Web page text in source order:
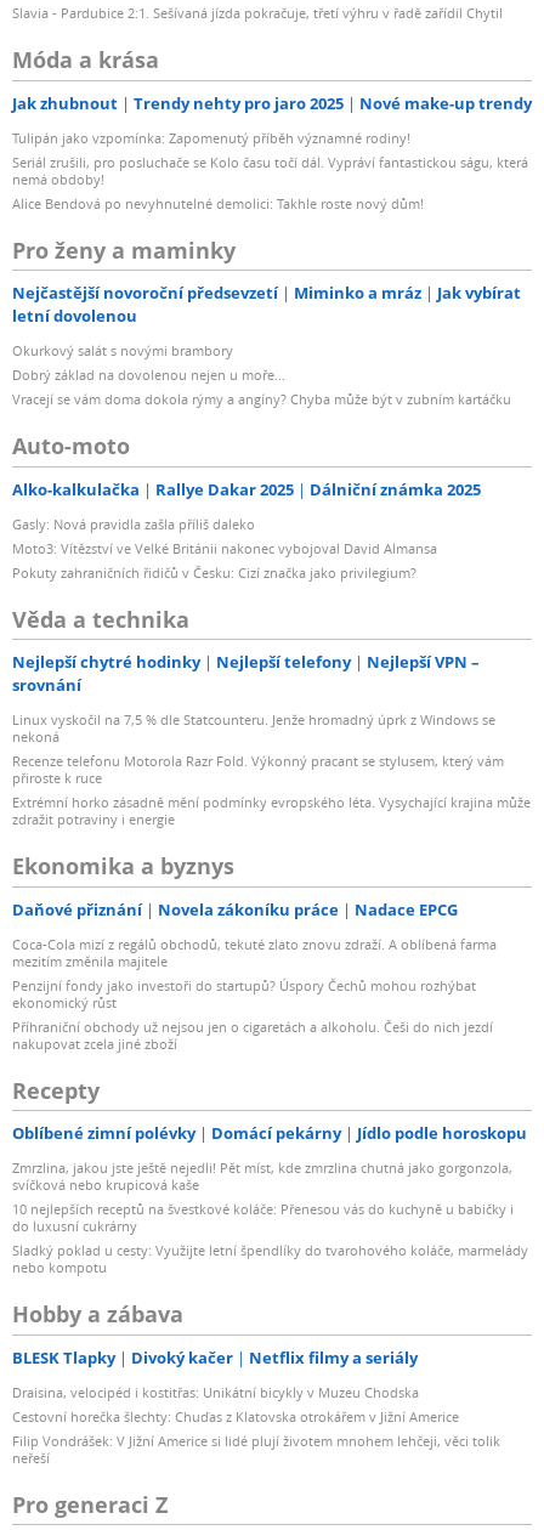
Slavia - Pardubice 2:1. Sešívaná jízda pokračuje, třetí výhru v řadě zařídil Chytil
Móda a krása
Jak zhubnout Trendy nehty pro jaro 2025 Nové make-up trendy
Tulipán jako vzpomínka: Zapomenutý příběh významné rodiny!
Seriál zrušili, pro posluchače se Kolo času točí dál. Vypráví fantastickou ságu, která
nemá obdoby!
Alice Bendová po nevyhnutelné demolici: Takhle roste nový dům!
Pro ženy a maminky
Nejčastější novoroční předsevzetí Miminko a mráz
Jak vybírat
letní dovolenou
Okurkový salát s novými brambory
Dobrý základ na dovolenou nejen u moře...
Vracejí se vám doma dokola rýmy a angíny? Chyba může být v zubním kartáčku
Auto-moto
Alko-kalkulačka Rallye Dakar 2025 Dálniční známka 2025
Gasly: Nová pravidla zašla příliš daleko
Moto3: Vítězství ve Velké Británii nakonec vybojoval David Almansa
Pokuty zahraničních řidičů v Česku: Cizí značka jako privilegium?
Věda a technika
Nejlepší chytré hodinky Nejlepší telefony
Nejlepší VPN –
srovnání
Linux vyskočil na 7,5 % dle Statcounteru. Jenže hromadný úprk z Windows se
nekoná
Recenze telefonu Motorola Razr Fold. Výkonný pracant se stylusem, který vám
přiroste k ruce
Extrémní horko zásadně mění podmínky evropského léta. Vysychající krajina může
zdražit potraviny i energie
Ekonomika a byznys
Daňové přiznání Novela zákoníku práce Nadace EPCG
Coca-Cola mizí z regálů obchodů, tekuté zlato znovu zdraží. A oblíbená farma
mezitím změnila majitele
Penzijní fondy jako investoři do startupů? Úspory Čechů mohou rozhýbat
ekonomický růst
Příhraniční obchody už nejsou jen o cigaretách a alkoholu. Češi do nich jezdí
nakupovat zcela jiné zboží
Recepty
Oblíbené zimní polévky Domácí pekárny Jídlo podle horoskopu
Zmrzlina, jakou jste ještě nejedli! Pět míst, kde zmrzlina chutná jako gorgonzola,
svíčková nebo krupicová kaše
10 nejlepších receptů na švestkové koláče: Přenesou vás do kuchyně u babičky i
do luxusní cukrárny
Sladký poklad u cesty: Využijte letní špendlíky do tvarohového koláče, marmelády
nebo kompotu
Hobby a zábava
BLESK Tlapky Divoký kačer Netflix filmy a seriály
Draisina, velocipéd i kostitřas: Unikátní bicykly v Muzeu Chodska
Cestovní horečka šlechty: Chuďas z Klatovska otrokářem v Jižní Americe
Filip Vondrášek: V Jižní Americe si lidé plují životem mnohem lehčeji, věci tolik
neřeší
Pro generaci Z